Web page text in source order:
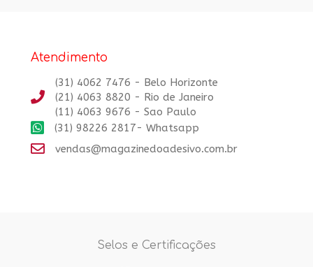
Atendimento
(31) 4062 7476 - Belo Horizonte
(21) 4063 8820 - Rio de Janeiro
(11) 4063 9676 - Sao Paulo
(31) 98226 2817- Whatsapp
vendas@magazinedoadesivo.com.br
Selos e Certificações